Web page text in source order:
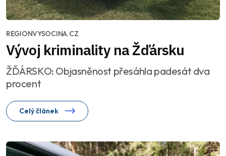
REGIONVYSOCINA.CZ
Vývoj kriminality na Žďársku
ŽĎÁRSKO: Objasněnost přesáhla padesát dva
procent
Celý článek